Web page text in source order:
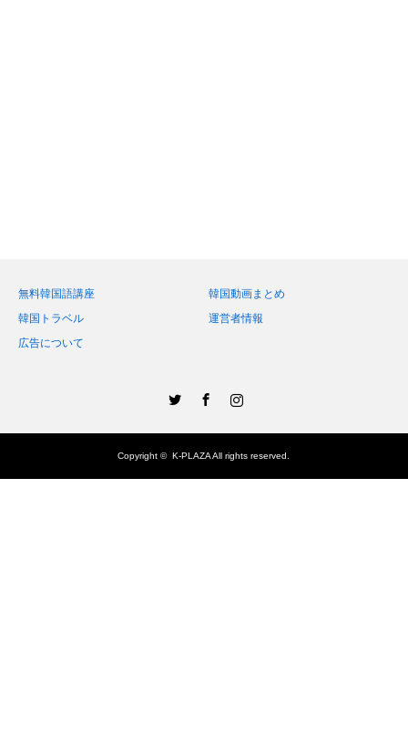
無料韓国語講座
韓国動画まとめ
韓国トラベル
運営者情報
広告について
Copyright ©K-PLAZAAll rights reserved.